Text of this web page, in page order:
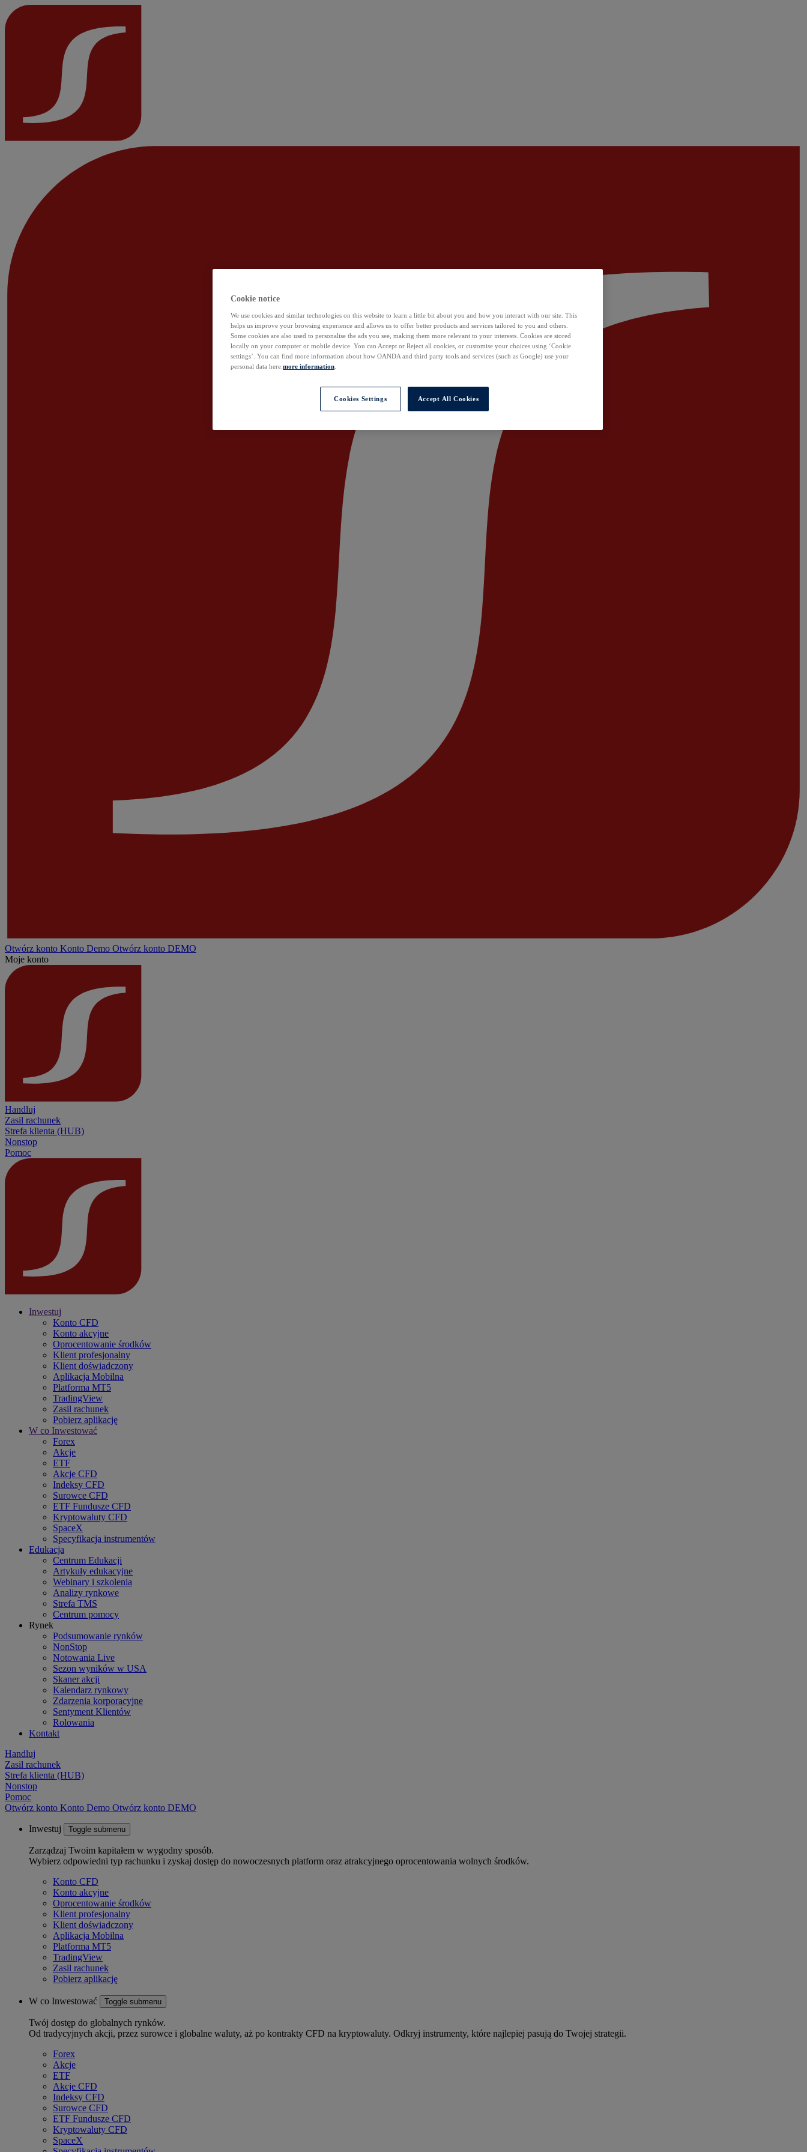
Otwórz konto Konto Demo Otwórz konto DEMO
Moje konto
Handluj
Zasil rachunek
Strefa klienta (HUB)
Nonstop
Pomoc
Inwestuj
Konto CFD
Konto akcyjne
Oprocentowanie środków
Klient profesjonalny
Klient doświadczony
Aplikacja Mobilna
Platforma MT5
TradingView
Zasil rachunek
Pobierz aplikację
W co Inwestować
Forex
Akcje
ETF
Akcje CFD
Indeksy CFD
Surowce CFD
ETF Fundusze CFD
Kryptowaluty CFD
SpaceX
Specyfikacja instrumentów
Edukacja
Centrum Edukacji
Artykuły edukacyjne
Webinary i szkolenia
Analizy rynkowe
Strefa TMS
Centrum pomocy
Rynek
Podsumowanie rynków
NonStop
Notowania Live
Sezon wyników w USA
Skaner akcji
Kalendarz rynkowy
Zdarzenia korporacyjne
Sentyment Klientów
Rolowania
Kontakt
Handluj
Zasil rachunek
Strefa klienta (HUB)
Nonstop
Pomoc
Otwórz konto Konto Demo Otwórz konto DEMO
Inwestuj Toggle submenu
Zarządzaj Twoim kapitałem w wygodny sposób.
Wybierz odpowiedni typ rachunku i zyskaj dostęp do nowoczesnych platform oraz atrakcyjnego oprocentowania wolnych środków.
Konto CFD
Konto akcyjne
Oprocentowanie środków
Klient profesjonalny
Klient doświadczony
Aplikacja Mobilna
Platforma MT5
TradingView
Zasil rachunek
Pobierz aplikację
W co Inwestować Toggle submenu
Twój dostęp do globalnych rynków.
Od tradycyjnych akcji, przez surowce i globalne waluty, aż po kontrakty CFD na kryptowaluty. Odkryj instrumenty, które najlepiej pasują do Twojej strategii.
Forex
Akcje
ETF
Akcje CFD
Indeksy CFD
Surowce CFD
ETF Fundusze CFD
Kryptowaluty CFD
SpaceX
Cookie notice
We use cookies and similar technologies on this website to learn a little bit about you and how you interact with our site. This
helps us improve your browsing experience and allows us to offer better products and services tailored to you and others.
Some cookies are also used to personalise the ads you see, making them more relevant to your interests. Cookies are stored
locally on your computer or mobile device. You can Accept or Reject all cookies, or customise your choices using ‘Cookie
settings’. You can find more information about how OANDA and third party tools and services (such as Google) use your
personal data here:more information
Cookies Settings Accept All Cookies